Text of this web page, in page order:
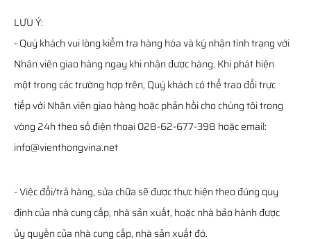
LƯU Ý:
- Quý khách vui lòng kiểm tra hàng hóa và ký nhận tình trạng với
Nhân viên giao hàng ngay khi nhận được hàng. Khi phát hiện
một trong các trường hợp trên, Quý khách có thể trao đổi trực
tiếp với Nhân viên giao hàng hoặc phản hồi cho chúng tôi trong
vòng 24h theo số điện thoại 028-62-677-398 hoặc email:
info@vienthongvina.net
- Việc đổi/trả hàng, sửa chữa sẽ được thực hiện theo đúng quy
định của nhà cung cấp, nhà sản xuất, hoặc nhà bảo hành được
ủy quyền của nhà cung cấp, nhà sản xuất đó.